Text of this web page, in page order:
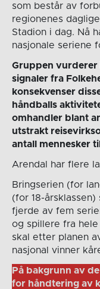
som består av
regionenes
Stadion i dag. Nå
nasjonale seriene
Gruppen vurderer
signaler fra
konsekvenser
håndballs
omhandler blant
utstrakt
antall mennesker
Arendal har flere
Bringserien (for
(for 18-
fjerde av fem
og spillere fra
skal etter planen
nasjonal vinner
På bakgrunn av
for håndtering av